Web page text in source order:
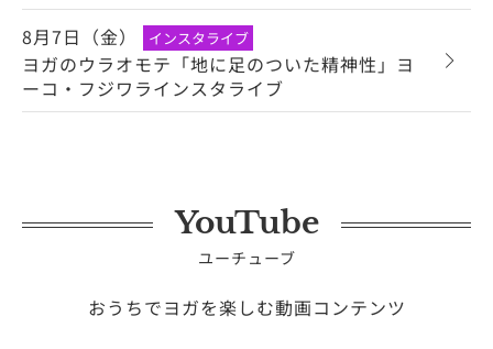
8月7日（金）
インスタライブ
ヨガのウラオモテ「地に足のついた精神性」ヨ
ーコ・フジワラインスタライブ
YouTube
ユーチューブ
おうちでヨガを楽しむ動画コンテンツ